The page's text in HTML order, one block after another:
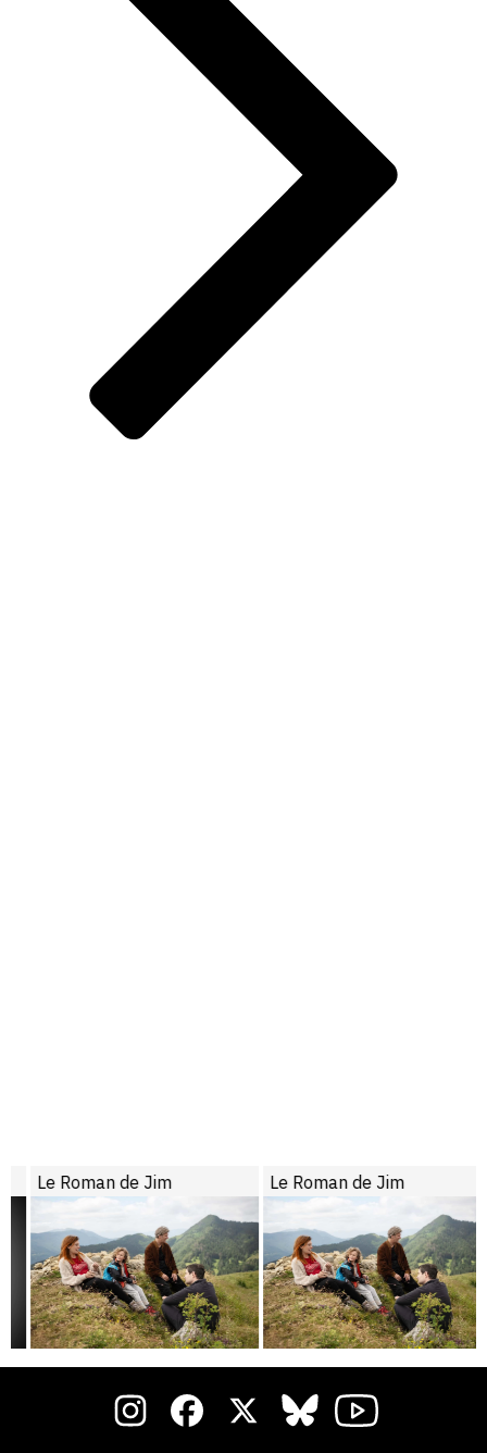
Le Roman de Jim Le Roman de Jim